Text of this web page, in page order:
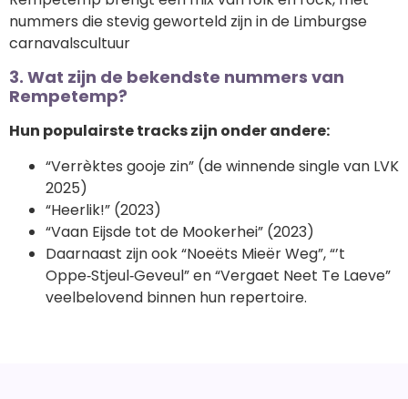
nummers die stevig geworteld zijn in de Limburgse
carnavalscultuur
3. Wat zijn de bekendste nummers van
Rempetemp?
Hun populairste tracks zijn onder andere:
“Verrèktes gooje zin” (de winnende single van LVK
2025)
“Heerlik!” (2023)
“Vaan Eijsde tot de Mookerhei” (2023)
Daarnaast zijn ook “Noeëts Mieër Weg”, “’t
Oppe‑Stjeul‑Geveul” en “Vergaet Neet Te Laeve”
veelbelovend binnen hun repertoire.